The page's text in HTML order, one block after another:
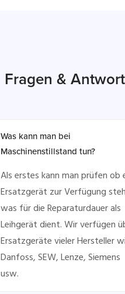
Fragen &
Was kann man bei
Maschinenstillstand tun?
Als erstes kann man prüfen ob
Ersatzgerät zur Verfügung
was für die Reparaturdauer als
Leihgerät dient. Wir verfügen
Ersatzgeräte vieler Hersteller
Danfoss, SEW, Lenze, Siemens
usw.